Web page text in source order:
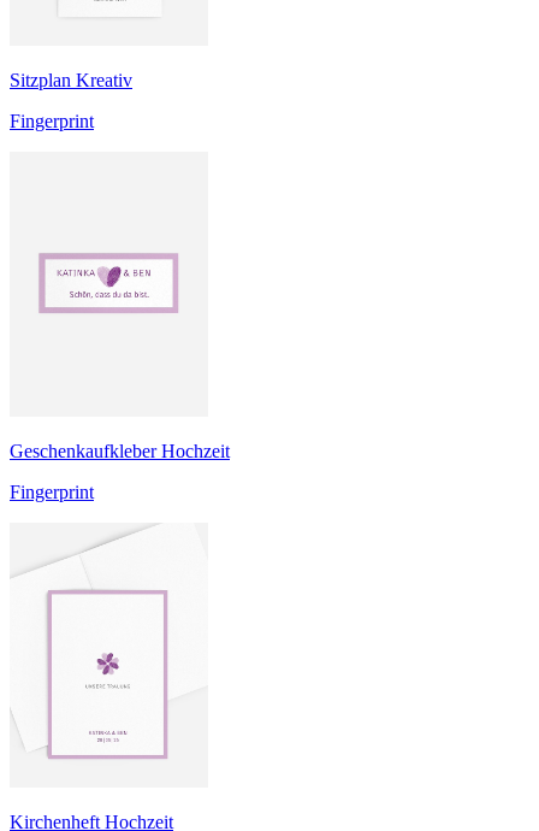
Sitzplan Kreativ
Fingerprint
Geschenkaufkleber Hochzeit
Fingerprint
Kirchenheft Hochzeit